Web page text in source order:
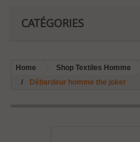
CATÉGORIES
Home Shop Textiles Homme
Débardeur homme the joker